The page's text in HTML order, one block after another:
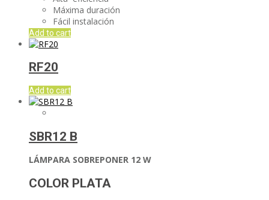
Máxima duración
Fácil instalación
Add to cart
RF20
Add to cart
SBR12 B
LÁMPARA SOBREPONER 12 W
COLOR PLATA